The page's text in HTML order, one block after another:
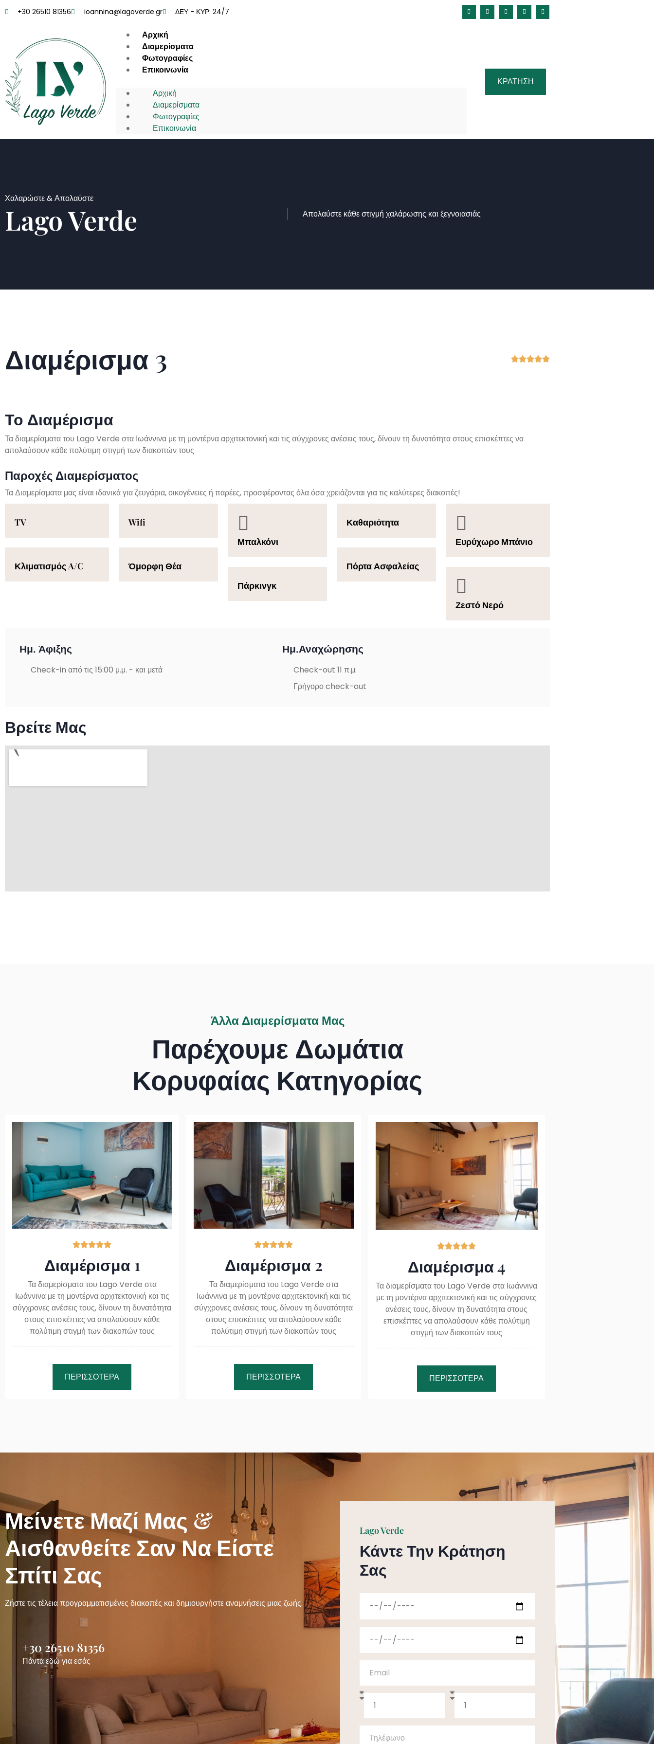
+30 26510 81356 ioannina@lagoverde.gr ΔΕΥ - ΚΥΡ: 24/7
Αρχική
Διαμερίσματα
Φωτογραφίες
Επικοινωνία
Αρχική
Διαμερίσματα
Φωτογραφίες
Επικοινωνία
ΚΡΑΤΗΣΗ
Χαλαρώστε & Απολαύστε
Lago Verde Απολαύστε κάθε στιγμή χαλάρωσης και ξεγνοιασιάς
Διαμέρισμα 3 
Το Διαμέρισμα
Τα διαμερίσματα του Lago Verde στα Ιωάννινα με τη μοντέρνα αρχιτεκτονική και τις σύγχρονες ανέσεις τους, δίνουν τη δυνατότητα στους επισκέπτες να
απολαύσουν κάθε πολύτιμη στιγμή των διακοπών τους
Παροχές Διαμερίσματος
Τα Διαμερίσματα μας είναι ιδανικά για ζευγάρια, οικογένειες ή παρέες, προσφέροντας όλα όσα χρειάζονται για τις καλύτερες διακοπές!
TV
Κλιματισμός A/C
Wifi
Όμορφη Θέα
Μπαλκόνι
Πάρκινγκ
Καθαριότητα
Πόρτα Ασφαλείας
Ευρύχωρο Μπάνιο
Ζεστό Νερό
Ημ. Άφιξης
Check-in από τις 15:00 μ.μ. - και μετά
Ημ.Αναχώρησης
Check-out 11 π.μ.
Γρήγορο check-out
Βρείτε Μας
Άλλα Διαμερίσματα Μας
Παρέχουμε Δωμάτια
Κορυφαίας Κατηγορίας

Διαμέρισμα 1
Τα διαμερίσματα του Lago Verde στα
Ιωάννινα με τη μοντέρνα αρχιτεκτονική και τις
σύγχρονες ανέσεις τους, δίνουν τη δυνατότητα
στους επισκέπτες να απολαύσουν κάθε
πολύτιμη στιγμή των διακοπών τους
ΠΕΡΙΣΣΌΤΕΡΑ

Διαμέρισμα 2
Τα διαμερίσματα του Lago Verde στα
Ιωάννινα με τη μοντέρνα αρχιτεκτονική και τις
σύγχρονες ανέσεις τους, δίνουν τη δυνατότητα
στους επισκέπτες να απολαύσουν κάθε
πολύτιμη στιγμή των διακοπών τους
ΠΕΡΙΣΣΌΤΕΡΑ

Διαμέρισμα 4
Τα διαμερίσματα του Lago Verde στα Ιωάννινα
με τη μοντέρνα αρχιτεκτονική και τις σύγχρονες
ανέσεις τους, δίνουν τη δυνατότητα στους
επισκέπτες να απολαύσουν κάθε πολύτιμη
στιγμή των διακοπών τους
ΠΕΡΙΣΣΌΤΕΡΑ
Μείνετε Μαζί Μας &
Αισθανθείτε Σαν Να Είστε
Σπίτι Σας
Ζήστε τις τέλεια προγραμματισμένες διακοπές και δημιουργήστε αναμνήσεις μιας ζωής.
+30 26510 81356
Πάντα εδώ για εσάς
Lago Verde
Κάντε Την Κράτηση
Σας